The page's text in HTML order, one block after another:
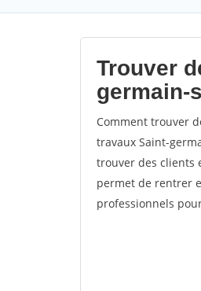
Trouver
germain-
Comment trouver
travaux Saint-
trouver des clients
permet de rentrer
professionnels